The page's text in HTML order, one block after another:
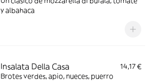
y albahaca
Insalata Della Casa
14,17 €
Brotes verdes, apio, nueces, puerro